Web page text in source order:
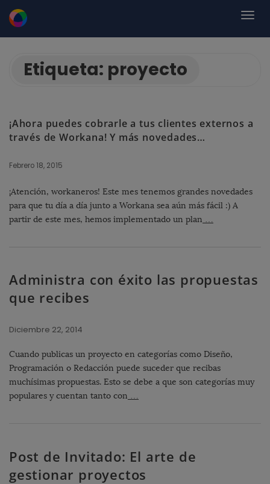
Etiqueta: proyecto
¡Ahora puedes cobrarle a tus clientes externos a
través de Workana! Y más novedades…
Febrero 18, 2015
¡Atención, workaneros! Este mes tenemos grandes novedades
para que tu día a día junto a Workana sea aún más fácil :) A
partir de este mes, hemos implementado un plan …
Administra con éxito las propuestas
que recibes
Diciembre 22, 2014
Cuando publicas un proyecto en categorías como Diseño,
Programación o Redacción puede suceder que recibas
muchísimas propuestas. Esto se debe a que son categorías muy
populares y cuentan tanto con …
Post de Invitado: El arte de
gestionar proyectos